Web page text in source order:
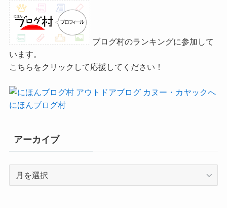
ブログ村のランキングに参加して
います。
こちらをクリックして応援してください！
にほんブログ村
アーカイブ